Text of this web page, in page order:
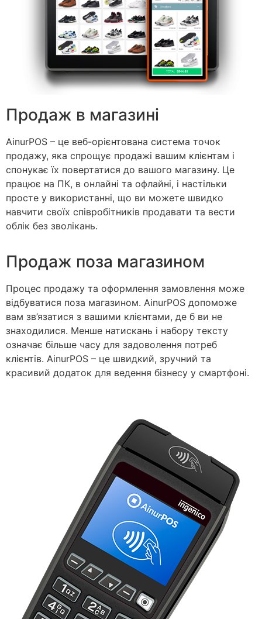
Продаж в магазині
AinurPOS – це веб-орієнтована система точок
продажу, яка спрощує продажі вашим клієнтам і
спонукає їх повертатися до вашого магазину. Це
працює на ПК, в онлайні та офлайні, і настільки
просте у використанні, що ви можете швидко
навчити своїх співробітників продавати та вести
облік без зволікань.
Продаж поза магазином
Процес продажу та оформлення замовлення може
відбуватися поза магазином. AinurPOS допоможе
вам зв’язатися з вашими клієнтами, де б ви не
знаходилися. Менше натискань і набору тексту
означає більше часу для задоволення потреб
клієнтів. AinurPOS – це швидкий, зручний та
красивий додаток для ведення бізнесу у смартфоні.